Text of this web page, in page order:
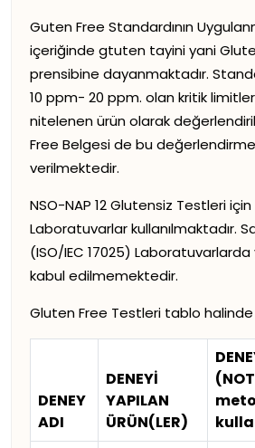
Guten Free Standardının
içeriğinde gtuten tayini yani
prensibine dayanmaktadır.
10 ppm- 20 ppm. olan kritik
nitelenen ürün olarak
Free Belgesi de bu
verilmektedir.
NSO-NAP 12 Glutensiz Testleri
Laboratuvarlar kullanılmaktadır.
(ISO/IEC 17025)
kabul edilmemektedir.
Gluten Free Testleri tablo
DENEY
ADI
DENEYİ
YAPILAN
ÜRÜN(LER)